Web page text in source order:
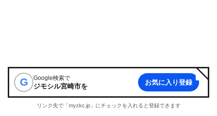
G Google検索で
ジモシル宮崎市を お気に入り登録
リンク先で「myzkc.jp」にチェックを入れると登録できます